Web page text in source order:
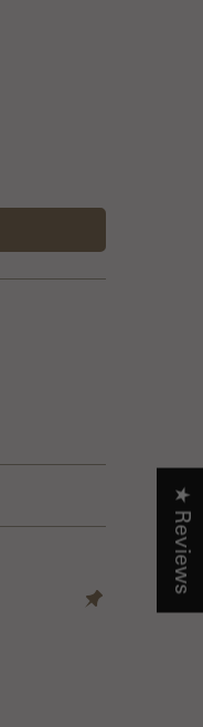
★ Reviews